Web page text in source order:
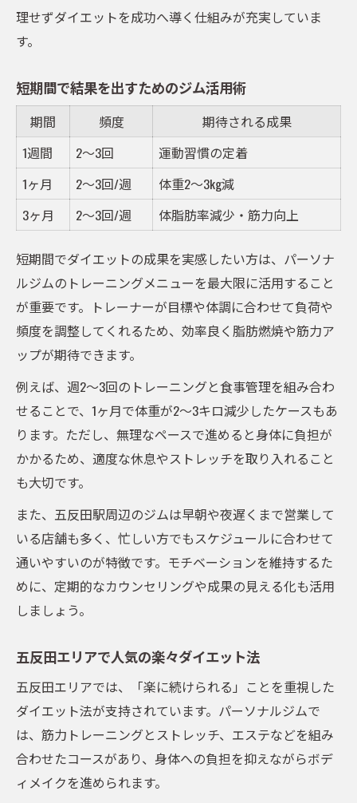
理せずダイエットを成功へ導く仕組みが充実していま
す。
短期間で結果を出すためのジム活用術
期間 頻度
期待される成果
1週間
2～3回
運動習慣の定着
1ヶ月
2～3回/週
体重2～3kg減
3ヶ月
2～3回/週 体脂肪率減少・筋力向上
短期間でダイエットの成果を実感したい方は、パーソナ
ルジムのトレーニングメニューを最大限に活用すること
が重要です。トレーナーが目標や体調に合わせて負荷や
頻度を調整してくれるため、効率良く脂肪燃焼や筋力ア
ップが期待できます。
例えば、週2～3回のトレーニングと食事管理を組み合わ
せることで、1ヶ月で体重が2～3キロ減少したケースもあ
ります。ただし、無理なペースで進めると身体に負担が
かかるため、適度な休息やストレッチを取り入れること
も大切です。
また、五反田駅周辺のジムは早朝や夜遅くまで営業して
いる店舗も多く、忙しい方でもスケジュールに合わせて
通いやすいのが特徴です。モチベーションを維持するた
めに、定期的なカウンセリングや成果の見える化も活用
しましょう。
五反田エリアで人気の楽々ダイエット法
五反田エリアでは、「楽に続けられる」ことを重視した
ダイエット法が支持されています。パーソナルジムで
は、筋力トレーニングとストレッチ、エステなどを組み
合わせたコースがあり、身体への負担を抑えながらボデ
ィメイクを進められます。